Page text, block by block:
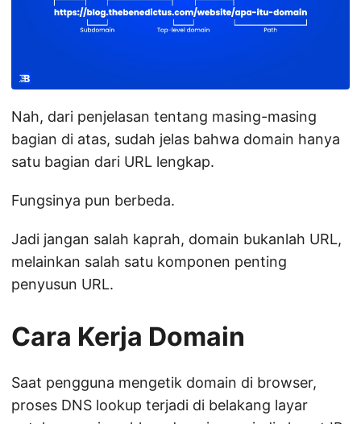
Nah, dari penjelasan tentang masing-masing
bagian di atas, sudah jelas bahwa domain hanya
satu bagian dari URL lengkap.
Fungsinya pun berbeda.
Jadi jangan salah kaprah, domain bukanlah URL,
melainkan salah satu komponen penting
penyusun URL.
Cara Kerja Domain
Saat pengguna mengetik domain di browser,
proses DNS lookup terjadi di belakang layar